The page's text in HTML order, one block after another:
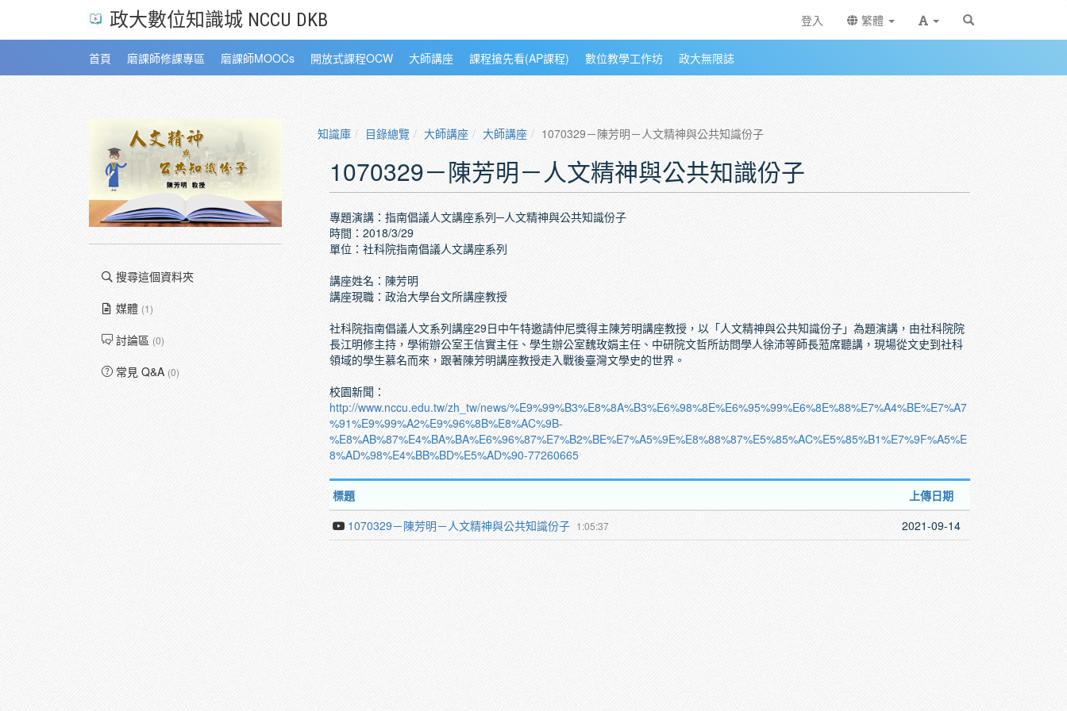
政大數位知識城 NCCU DKB 登入 繁體
首頁 磨課師修課專區 磨課師MOOCs 開放式課程OCW 大師講座 課程搶先看(AP課程) 數位教學工作坊 政大無限誌
搜尋這個資料夾
媒體 (1)
討論區 (0)
常見 Q&A (0)
知識庫 目錄總覽 大師講座 大師講座 1070329－陳芳明－人文精神與公共知識份子
1070329－陳芳明－人文精神與公共知識份子
專題演講：指南倡議人文講座系列─人文精神與公共知識份子
時間：2018/3/29
單位：社科院指南倡議人文講座系列
講座姓名：陳芳明
講座現職：政治大學台文所講座教授
社科院指南倡議人文系列講座29日中午特邀請仲尼獎得主陳芳明講座教授，以「人文精神與公共知識份子」為題演講，由社科院院
長江明修主持，學術辦公室王信實主任、學生辦公室魏玫娟主任、中研院文哲所訪問學人徐沛等師長蒞席聽講，現場從文史到社科
領域的學生慕名而來，跟著陳芳明講座教授走入戰後臺灣文學史的世界。
校園新聞：
http://www.nccu.edu.tw/zh_tw/news/%E9%99%B3%E8%8A%B3%E6%98%8E%E6%95%99%E6%8E%88%E7%A4%BE%E7%A7
%91%E9%99%A2%E9%96%8B%E8%AC%9B-
%E8%AB%87%E4%BA%BA%E6%96%87%E7%B2%BE%E7%A5%9E%E8%88%87%E5%85%AC%E5%85%B1%E7%9F%A5%E
8%AD%98%E4%BB%BD%E5%AD%90-77260665
標題 上傳日期
1:05:37
1070329－陳芳明－人文精神與公共知識份子 2021-09-14